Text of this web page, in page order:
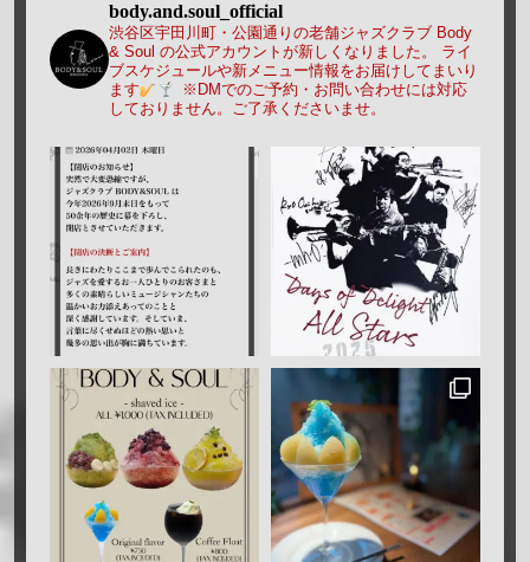
body.and.soul_official
渋谷区宇田川町・公園通りの老舗ジャズクラブ Body
& Soul の公式アカウントが新しくなりました。
ライ
ブスケジュールや新メニュー情報をお届けしてまいり
ます
※DMでのご予約・お問い合わせには対応
しておりません。ご了承くださいませ。